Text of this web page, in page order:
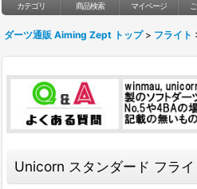
カテゴリ 商品検索 マイページ
ダーツ通販 Aiming Zept トップ > フライト
Unicorn スタンダード フライ